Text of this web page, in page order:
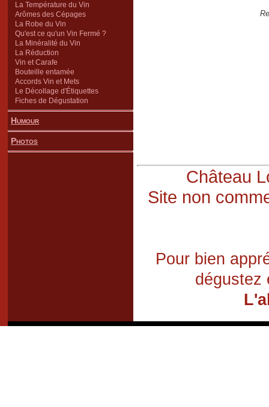
La Température du Vin
Arômes des Cépages
La Robe du Vin
Qu'est ce qu'un Vin Fermé ?
La Minéralité du Vin
La Réduction
Vin et Carafe
Bouteille entamée
Accords Vin et Mets
Le Décollage d'Étiquettes
Fiches de Dégustation
Humour
Photos
Château
Site non
Pour bien
dégustez